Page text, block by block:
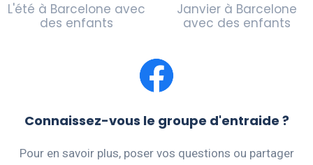
L'été à Barcelone avec
des enfants
Janvier à Barcelone
avec des enfants
Connaissez-vous le groupe d'entraide ?
Pour en savoir plus, poser vos questions ou partager